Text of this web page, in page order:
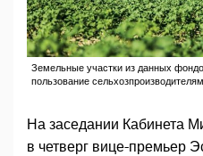
Земельные участки из данных
пользование
На заседании Кабинета
в четверг вице-премьер